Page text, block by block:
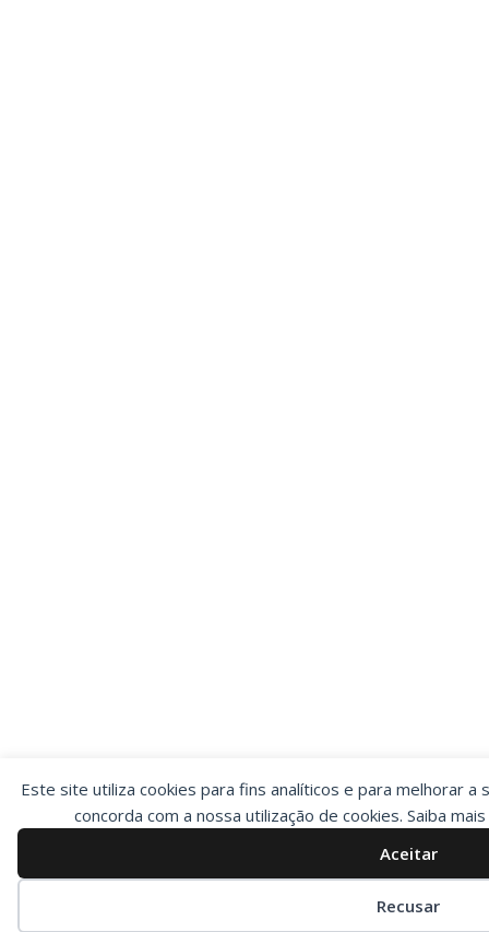
Este site utiliza cookies para fins analíticos e para melhorar a
concorda com a nossa utilização de cookies. Saiba
Aceitar
Recusar